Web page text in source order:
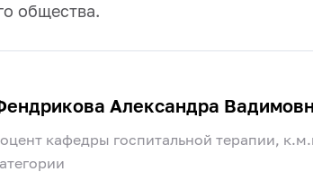
общества.
Александра
кафедры госпитальной терапии,